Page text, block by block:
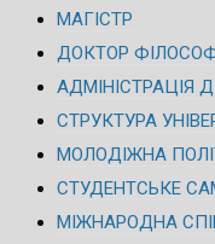
МАГІСТР
ДОКТОР
АДМІНІСТРАЦІЯ
СТРУКТУРА
МОЛОДІЖНА
СТУДЕНТСЬКЕ
МІЖНАРОДНА